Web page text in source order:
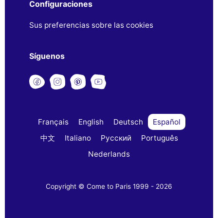
Configuraciones
Sus preferencias sobre las cookies
Síguenos
Français English Deutsch
Español
中文
Italiano Русский
Português
Nederlands
Copyright © Come to Paris 1999 - 2026